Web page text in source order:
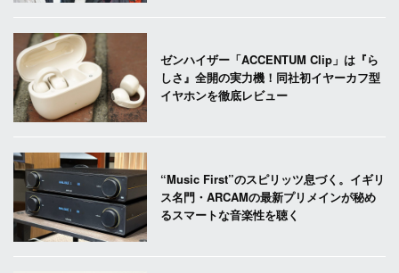
ゼンハイザー「ACCENTUM Clip」は『ら
しさ』全開の実力機！同社初イヤーカフ型
イヤホンを徹底レビュー
“Music First”のスピリッツ息づく。イギリ
ス名門・ARCAMの最新プリメインが秘め
るスマートな音楽性を聴く